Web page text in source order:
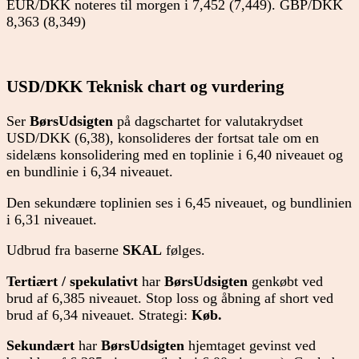
EUR/DKK noteres til morgen i 7,452 (7,449). GBP/DKK
8,363 (8,349)
USD/DKK Teknisk chart og vurdering
Ser BørsUdsigten på dagschartet for valutakrydset
USD/DKK (6,38), konsolideres der fortsat tale om en
sidelæns konsolidering med en toplinie i 6,40 niveauet og
en bundlinie i 6,34 niveauet.
Den sekundære toplinien ses i 6,45 niveauet, og bundlinien
i 6,31 niveauet.
Udbrud fra baserne SKAL følges.
Tertiært / spekulativt har BørsUdsigten genkøbt ved
brud af 6,385 niveauet. Stop loss og åbning af short ved
brud af 6,34 niveauet. Strategi: Køb.
Sekundært har BørsUdsigten hjemtaget gevinst ved